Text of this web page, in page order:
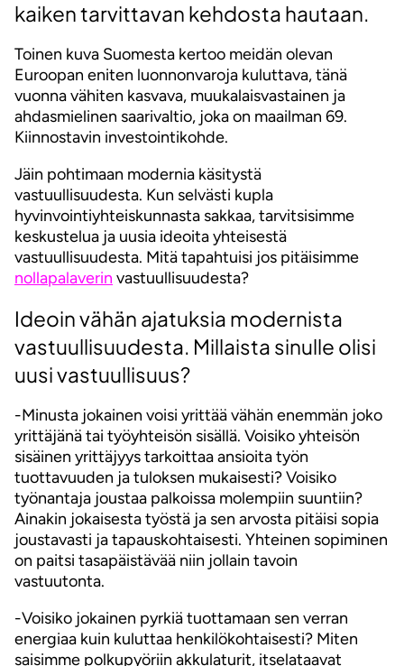
kaiken tarvittavan kehdosta hautaan.
Toinen kuva Suomesta kertoo meidän olevan
Euroopan eniten luonnonvaroja kuluttava, tänä
vuonna vähiten kasvava, muukalaisvastainen ja
ahdasmielinen saarivaltio, joka on maailman 69.
Kiinnostavin investointikohde.
Jäin pohtimaan modernia käsitystä
vastuullisuudesta. Kun selvästi kupla
hyvinvointiyhteiskunnasta sakkaa, tarvitsisimme
keskustelua ja uusia ideoita yhteisestä
vastuullisuudesta. Mitä tapahtuisi jos pitäisimme
nollapalaverin vastuullisuudesta?
Ideoin vähän ajatuksia modernista
vastuullisuudesta. Millaista sinulle olisi
uusi vastuullisuus?
-Minusta jokainen voisi yrittää vähän enemmän joko
yrittäjänä tai työyhteisön sisällä. Voisiko yhteisön
sisäinen yrittäjyys tarkoittaa ansioita työn
tuottavuuden ja tuloksen mukaisesti? Voisiko
työnantaja joustaa palkoissa molempiin suuntiin?
Ainakin jokaisesta työstä ja sen arvosta pitäisi sopia
joustavasti ja tapauskohtaisesti. Yhteinen sopiminen
on paitsi tasapäistävää niin jollain tavoin
vastuutonta.
-Voisiko jokainen pyrkiä tuottamaan sen verran
energiaa kuin kuluttaa henkilökohtaisesti? Miten
saisimme polkupyöriin akkulaturit, itselataavat